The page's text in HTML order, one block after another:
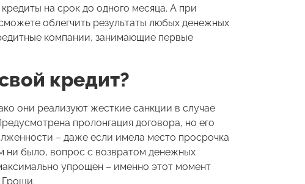
на срок до одного месяца. А при
облегчить результаты любых денежных
компании, занимающие первые
кредит?
они реализуют жесткие санкции в случае
пролонгация договора, но его
– даже если имела место просрочка
ни было, вопрос с возвратом денежных
упрощен – именно этот момент
Гроши.